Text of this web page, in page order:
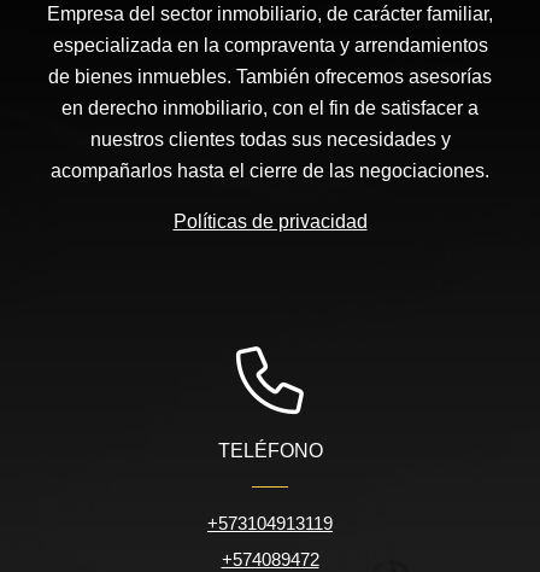
Empresa del sector inmobiliario, de carácter familiar,
especializada en la compraventa y arrendamientos
de bienes inmuebles. También ofrecemos asesorías
en derecho inmobiliario, con el fin de satisfacer a
nuestros clientes todas sus necesidades y
acompañarlos hasta el cierre de las negociaciones.
Políticas de privacidad
TELÉFONO
+573104913119
+574089472